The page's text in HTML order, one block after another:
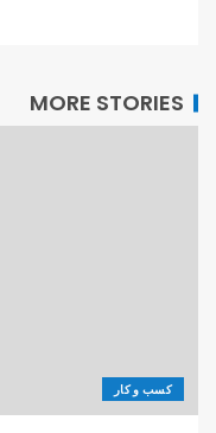
MORE STORIES
کسب و کار